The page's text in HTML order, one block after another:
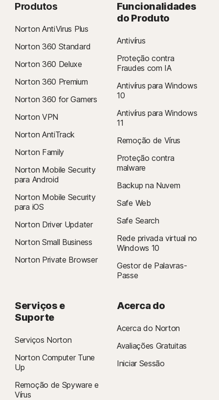
Produtos
Norton AntiVirus Plus
Norton 360 Standard
Norton 360 Deluxe
Norton 360 Premium
Norton 360 for Gamers
Norton VPN
Norton AntiTrack
Norton Family
Norton Mobile Security
para Android
Norton Mobile Security
para iOS
Norton Driver Updater
Norton Small Business
Norton Private Browser
Funcionalidades
do Produto
Antivírus
Proteção contra
Fraudes com IA
Antivírus para Windows
10
Antivírus para Windows
11
Remoção de Vírus
Proteção contra
malware
Backup na Nuvem
Safe Web
Safe Search
Rede privada virtual no
Windows 10
Gestor de Palavras-
Passe
Serviços e
Suporte
Serviços Norton
Norton Computer Tune
Up
Remoção de Spyware e
Vírus
Acerca do
Acerca do Norton
Avaliações Gratuitas
Iniciar Sessão